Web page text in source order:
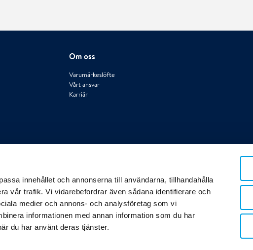
innehållet och annonserna till användarna, tillhandahålla
vår trafik. Vi vidarebefordrar även sådana identifierare och
medier och annons- och analysföretag som vi
informationen med annan information som du har
du har använt deras tjänster.
Om oss
Varumärkeslöfte
Vårt ansvar
Karriär
Växel 24h: 020-235 235
www.polygongroup.se